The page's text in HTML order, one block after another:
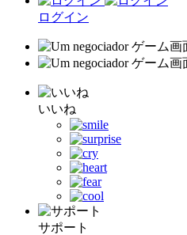
ログイン
いいね
サポート